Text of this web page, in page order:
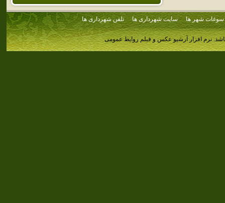
سوغات شهر ها سایت شهرداری ها تلفن شهرداری ها
نرم افزار آرشیو عکس و فیلم روابط عمومی